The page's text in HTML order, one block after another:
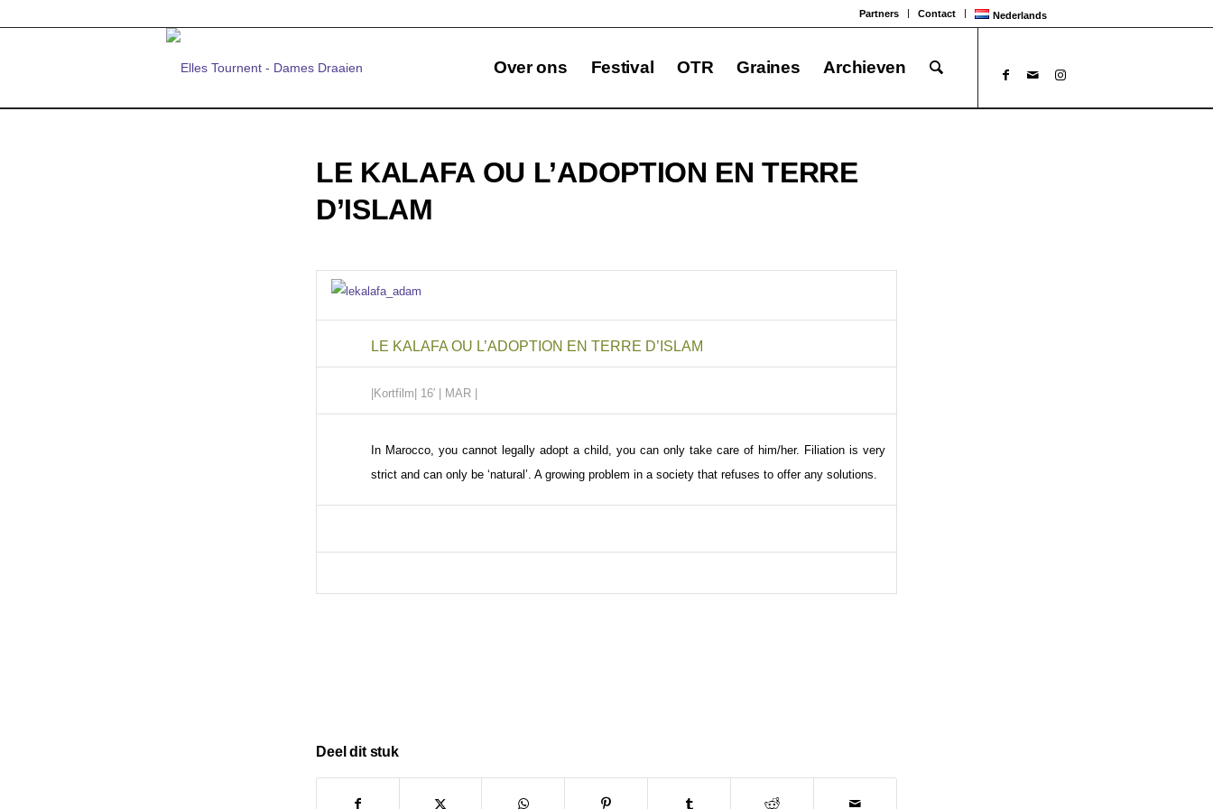
Partners Contact Nederlands
Over ons Festival OTR Graines Archieven
LE KALAFA OU L’ADOPTION EN TERRE
D’ISLAM
LE KALAFA OU L’ADOPTION EN TERRE D’ISLAM
|Kortfilm| 16′ | MAR |
In Marocco, you cannot legally adopt a child, you can only take care of him/her. Filiation is very
strict and can only be ‘natural’. A growing problem in a society that refuses to offer any solutions.
Deel dit stuk